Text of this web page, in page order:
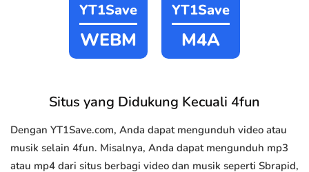
YT1Save
WEBM
YT1Save
M4A
Situs yang Didukung Kecuali 4fun
Dengan YT1Save.com, Anda dapat mengunduh video atau
musik selain 4fun. Misalnya, Anda dapat mengunduh mp3
atau mp4 dari situs berbagi video dan musik seperti Sbrapid,